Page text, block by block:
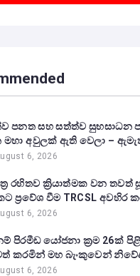
පනත සහ සත්ත්ව සුභසාධන
මහා අවුලක් ඇති වෙලා –
6, 2026
රහිතව ක්‍රියාත්මක වන තවත්
ප්‍රවේශ වීම TRCSL අවහිර
6, 2026
පිරමීඩ යෝජනා ක්‍රම 26ක්
කරමින් මහ බැංකුවෙන්
6, 2026